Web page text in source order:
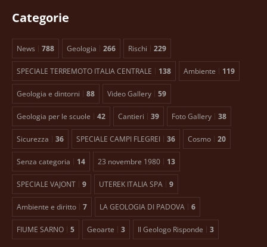
Categorie
News 788 Geologia 266 Rischi 229
SPECIALE TERREMOTO ITALIA CENTRALE 138 Ambiente 119
Geologia e dintorni 88 Video Gallery 59
Geologia per le scuole 42 Cantieri 39 Foto Gallery 38
Sicurezza 36 SPECIALE CAMPI FLEGREI 36 Cosmo 20
Senza categoria 14 23 novembre 1980 13
SPECIALE VAJONT 9 UTEREK ITALIA SPA 9
Ambiente e diritto 7 LA GEOLOGIA DI PADOVA 6
FIUME SARNO 5 Geoarte 3 Il Geologo Risponde 3